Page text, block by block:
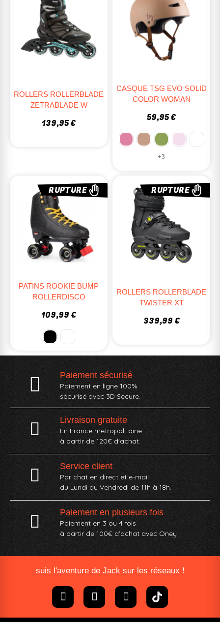
ROLLERS ROLLERBLADE
ZETRABLADE W
139,95 €
CASQUE TSG EVO SOLID
COLOR WOMAN
59,95 €
+3
RUPTURE
PATINS ROOKIE BUMP
ROLLERDISCO
109,99 €
RUPTURE
ROLLERS ROLLERBLADE
TWISTER XT
339,99 €
Paiement sécurisé
Paiement en ligne 100%
sécurisé avec 3D Secure.
Livraison gratuite
En France métropolitaine
à partir de 120€ d'achat.
Service client
Par chat en direct et e-mail
du Lundi au Vendredi de 11h à 18h.
Paiement en plusieurs fois
Paiement en 3 ou 4 fois
à partir de 100€ d'achat avec Oney​
suis l'aventure de Jack sur les réseaux !